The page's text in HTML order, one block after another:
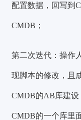
配置数据，回写到
CMDB；
第二次迭代：操作
现脚本的修改，且
CMDB的AB库建设
CMDB的一个库里